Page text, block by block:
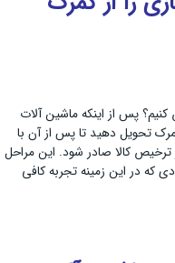
پس از اینکه ماشین آلات
تحویل دهید تا پس از آن با
کالا صادر شود. این مراحل
که در این زمینه تجربه کافی